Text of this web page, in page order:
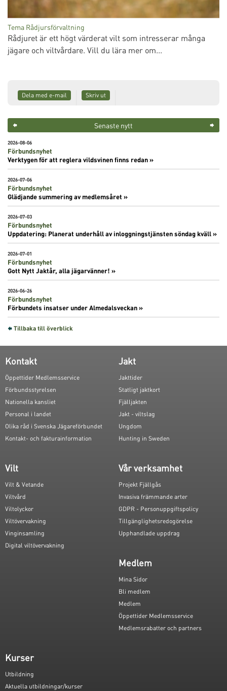
Tema Rådjursförvaltning
Rådjuret är ett högt värderat vilt som intresserar många
jägare och viltvårdare. Vill du lära mer om...
Dela med e-mail Skriv ut
Senaste nytt
2026-08-06
Förbundsnyhet
Verktygen för att reglera vildsvinen finns redan »
2026-07-06
Förbundsnyhet
Glädjande summering av medlemsåret »
2026-07-03
Förbundsnyhet
Uppdatering: Planerat underhåll av inloggningstjänsten söndag kväll »
2026-07-01
Förbundsnyhet
Gott Nytt Jaktår, alla jägarvänner! »
2026-06-26
Förbundsnyhet
Förbundets insatser under Almedalsveckan »
Tillbaka till överblick
Kontakt
Öppettider Medlemsservice
Förbundsstyrelsen
Nationella kansliet
Personal i landet
Olika råd i Svenska Jägareförbundet
Kontakt- och fakturainformation
Jakt
Jakttider
Statligt jaktkort
Fjälljakten
Jakt - viltslag
Ungdom
Hunting in Sweden
Vilt
Vilt & Vetande
Viltvård
Viltolyckor
Viltövervakning
Vinginsamling
Digital viltövervakning
Vår verksamhet
Projekt Fjällgås
Invasiva främmande arter
GDPR - Personuppgiftspolicy
Tillgänglighetsredogörelse
Upphandlade uppdrag
Medlem
Mina Sidor
Bli medlem
Medlem
Öppettider Medlemsservice
Medlemsrabatter och partners
Kurser
Utbildning
Aktuella utbildningar/kurser